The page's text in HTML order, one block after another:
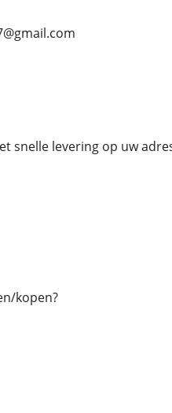
snelle levering op uw
kopen?